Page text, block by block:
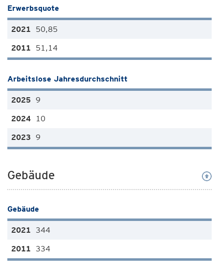
Erwerbsquote
50,85
51,14
Arbeitslose Jahresdurchschnitt
9
10
9
Gebäude
Gebäude
344
334